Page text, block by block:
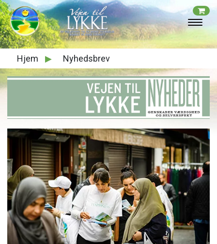
Hjem ▶ Nyhedsbrev